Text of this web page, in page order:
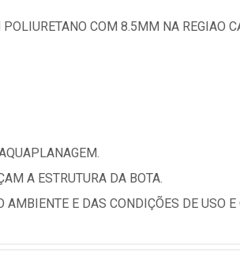
COM 8.5MM NA REGIAO
A ESTRUTURA DA BOTA.
E DAS CONDIÇÕES DE USO E